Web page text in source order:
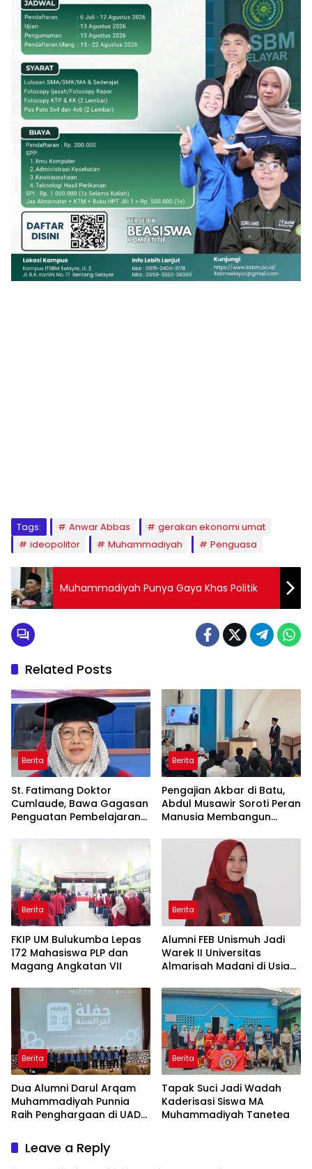
Tags: Anwar Abbas
gerakan ekonomi umat
ideopolitor
Muhammadiyah Penguasa
Muhammadiyah Punya Gaya Khas Politik
Related Posts
Berita
St. Fatimang Doktor
Cumlaude, Bawa Gagasan
Penguatan Pembelajaran
Vokasi
Berita
Pengajian Akbar di Batu,
Abdul Musawir Soroti Peran
Manusia Membangun
Berita
FKIP UM Bulukumba Lepas
172 Mahasiswa PLP dan
Magang Angkatan VII
Berita
Alumni FEB Unismuh Jadi
Warek II Universitas
Almarisah Madani di Usia
Berita
Dua Alumni Darul Arqam
Muhammadiyah Punnia
Raih Penghargaan di UAD
Berita
Tapak Suci Jadi Wadah
Kaderisasi Siswa MA
Muhammadiyah Tanetea
Leave a Reply